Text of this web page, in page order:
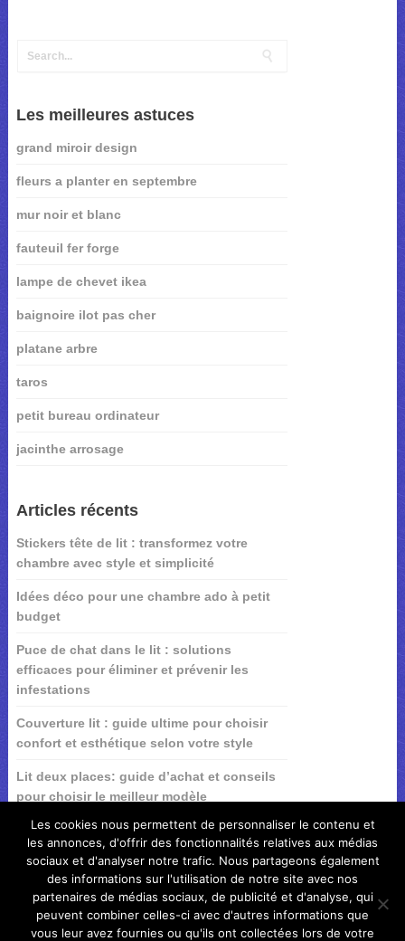
Les meilleures astuces
grand miroir design
fleurs a planter en septembre
mur noir et blanc
fauteuil fer forge
lampe de chevet ikea
baignoire ilot pas cher
platane arbre
taros
petit bureau ordinateur
jacinthe arrosage
Articles récents
Stickers tête de lit : transformez votre
chambre avec style et simplicité
Idées déco pour une chambre ado à petit
budget
Puce de chat dans le lit : solutions
efficaces pour éliminer et prévenir les
infestations
Couverture lit : guide ultime pour choisir
confort et esthétique selon votre style
Lit deux places: guide d’achat et conseils
pour choisir le meilleur modèle
Les cookies nous permettent de personnaliser le contenu et
les annonces, d'offrir des fonctionnalités relatives aux médias
sociaux et d'analyser notre trafic. Nous partageons également
des informations sur l'utilisation de notre site avec nos
partenaires de médias sociaux, de publicité et d'analyse, qui
peuvent combiner celles-ci avec d'autres informations que
vous leur avez fournies ou qu'ils ont collectées lors de votre